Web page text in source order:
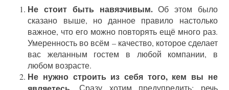
Не стоит быть навязчивым.Об этом было
сказано выше, но данное правило настолько
важное, что его можно повторять ещё много раз.
Умеренность во всём – качество, которое сделает
вас желанным гостем в любой компании, в
любом возрасте.
Не нужно строить из себя того, кем вы не